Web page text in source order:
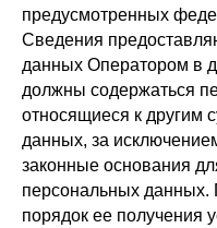
предусмотренных
Сведения
данных Оператором в
должны содержаться
относящиеся к другим
данных, за
законные основания
персональных
порядок ее получения